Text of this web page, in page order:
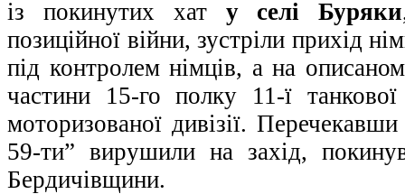
із покинутих хат у селі Буряки
позиційної війни, зустріли прихід
під контролем німців, а на
частини 15-го полку 11-ї
моторизованої дивізії.
59-ти” вирушили на захід,
Бердичівщини.